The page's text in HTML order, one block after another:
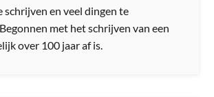
schrijven en veel dingen te
met het schrijven van een
over 100 jaar af is.